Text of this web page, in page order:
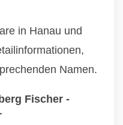
in Hanau und
Namen.
Fischer -